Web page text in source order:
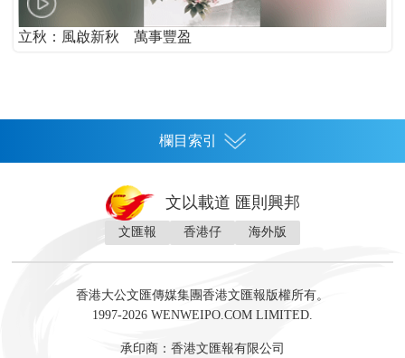
立秋：風啟新秋 萬事豐盈
欄目索引
灣區人
財經 地產 投資 財評 數字經濟
訪談 直播 經湋論
文以載道 匯則興邦
文匯報 香港仔 海外版
香港大公文匯傳媒集團香港文匯報版權所有。
1997-2026 WENWEIPO.COM LIMITED.
承印商：香港文匯報有限公司